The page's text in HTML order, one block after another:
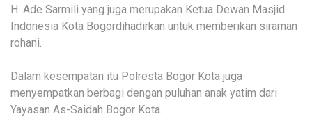
H. Ade Sarmili yang juga merupakan Ketua Dewan Masjid
Indonesia Kota Bogordihadirkan untuk memberikan siraman
rohani.
Dalam kesempatan itu Polresta Bogor Kota juga
menyempatkan berbagi dengan puluhan anak yatim dari
Yayasan As-Saidah Bogor Kota.